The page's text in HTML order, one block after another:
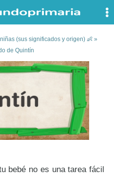
(sus significados y origen) 👶»
de Quintín
bebé no es una tarea fácil